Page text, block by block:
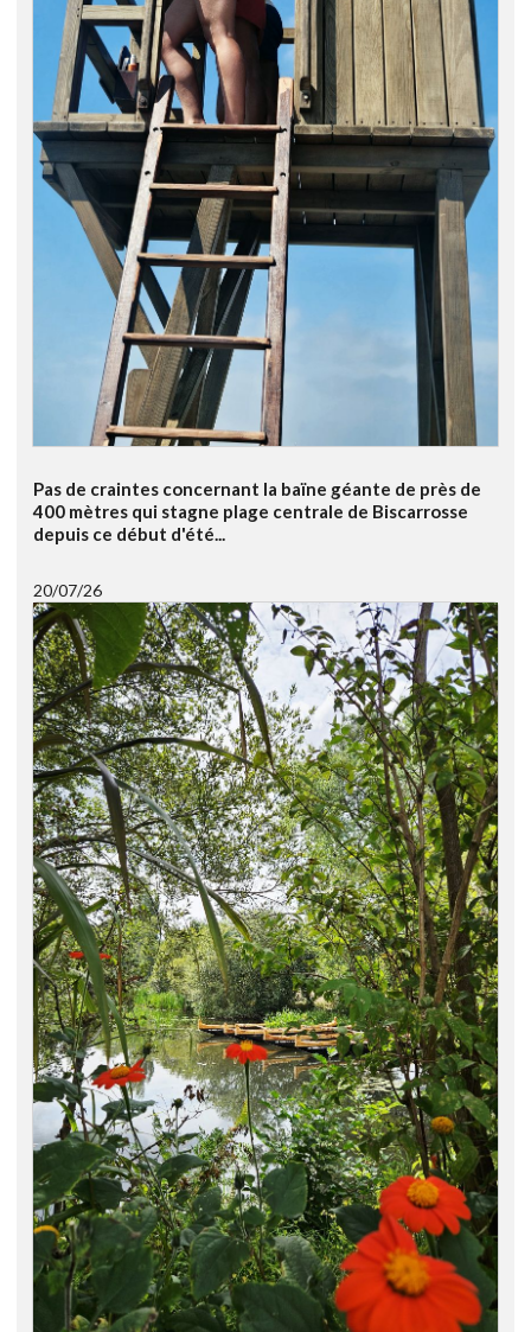
Pas de craintes concernant la baïne géante de près de
400 mètres qui stagne plage centrale de Biscarrosse
depuis ce début d'été...
20/07/26